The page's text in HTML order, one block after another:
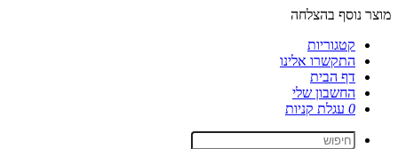
מוצר נוסף בהצלחה
קטגוריות
התקשרו אלינו
דף הבית
החשבון שלי
0 עגלת קניות